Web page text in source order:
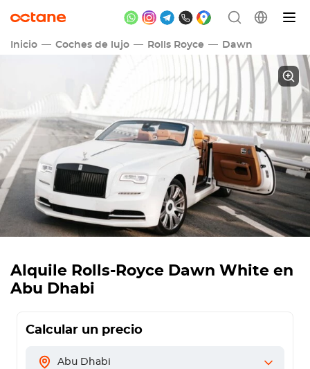
Inicio Coches de lujo Rolls Royce Dawn
Alquile Rolls-Royce Dawn White en
Abu Dhabi
Calcular un precio
Abu Dhabi